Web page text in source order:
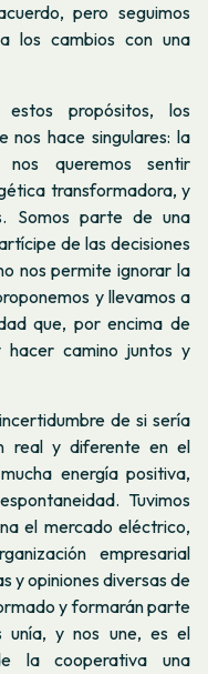
pero seguimos
los cambios con una
propósitos, los
nos hace singulares: la
queremos sentir
transformadora, y
Somos parte de una
de las decisiones
nos permite ignorar la
y llevamos a
que, por encima de
hacer camino juntos y
de si sería
real y diferente en el
energía positiva,
Tuvimos
el mercado eléctrico,
empresarial
y opiniones diversas de
y formarán parte
unía, y nos une, es el
la cooperativa una